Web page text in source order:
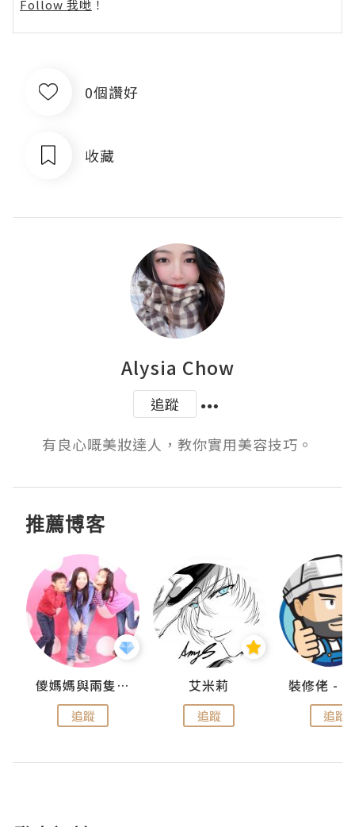
Follow 我哋 ！
0個讚好
收藏
Alysia Chow
追蹤
有良心嘅美妝達人，教你實用美容技巧。
推薦博客
儍媽媽與兩隻小魔怪之家
追蹤
艾米莉
追蹤 追蹤